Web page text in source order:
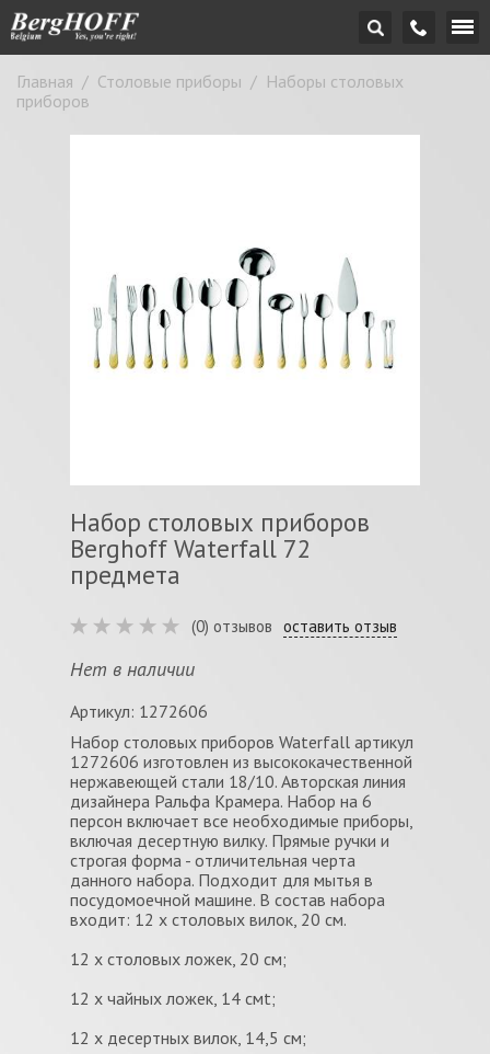
Главная / Столовые приборы / Наборы столовых
приборов
Набор столовых приборов
Berghoff Waterfall 72
предмета
(0) отзывов оставить отзыв
Нет в наличии
Артикул: 1272606
Набор столовых приборов Waterfall артикул
1272606 изготовлен из высококачественной
нержавеющей стали 18/10. Авторская линия
дизайнера Ральфа Крамера. Набор на 6
персон включает все необходимые приборы,
включая десертную вилку. Прямые ручки и
строгая форма - отличительная черта
данного набора. Подходит для мытья в
посудомоечной машине. В состав набора
входит: 12 x столовых вилок, 20 см.
12 x столовых ложек, 20 см;
12 x чайных ложек, 14 смt;
12 x десертных вилок, 14,5 см;